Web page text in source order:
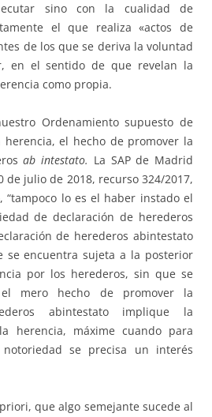
sino con la cualidad de
el que realiza «actos de
de los que se deriva la voluntad
en el sentido de que revelan la
como propia.
Ordenamiento supuesto de
el hecho de promover la
ab intestato. La SAP de Madrid
de julio de 2018, recurso 324/2017,
“tampoco lo es el haber instado el
de declaración de herederos
de herederos abintestato
se encuentra sujeta a la posterior
por los herederos, sin que se
mero hecho de promover la
abintestato implique la
herencia, máxime cuando para
se precisa un interés
que algo semejante sucede al